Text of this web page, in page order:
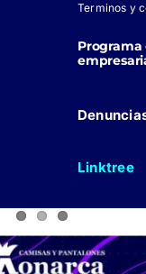
Terminos y
Programa
Linktree